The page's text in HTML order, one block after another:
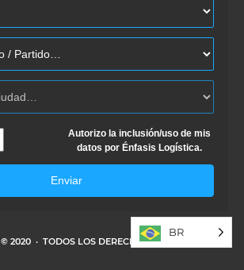
Autorizo la inclusión/uso de mis
datos por Énfasis Logística.
Enviar
© 2020 · TODOS LOS DERECHOS RESERVADOS
BR